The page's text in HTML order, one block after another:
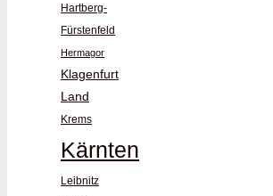
Hartberg-
Fürstenfeld
Hermagor
Klagenfurt
Land
Krems
Kärnten
Leibnitz